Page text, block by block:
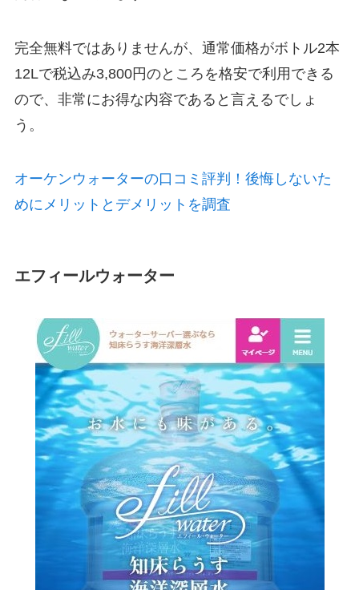
完全無料ではありませんが、通常価格がボトル2本
12Lで税込み3,800円のところを格安で利用できる
ので、非常にお得な内容であると言えるでしょ
う。
オーケンウォーターの口コミ評判！後悔しないた
めにメリットとデメリットを調査
エフィールウォーター